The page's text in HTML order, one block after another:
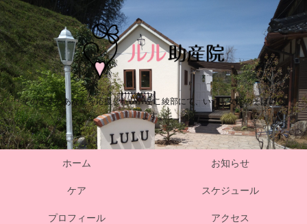
そのままのあなたを応援したい。ここ綾部にて、いつも女性のそばにい
ます。
ホーム お知らせ
ケア スケジュール
プロフィール アクセス